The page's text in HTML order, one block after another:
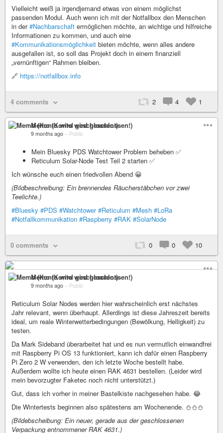
Vielleicht weiß ja irgendjemand etwas von einem möglichst
passenden Modul. Auch wenn ich mit der Notfallbox den Menschen
in der#Nachbarschaft ermöglichen möchte, an wichtige und hilfreiche
Informationen zu kommen, und auch eine
#Kommunikationsmöglichkeit bieten möchte, wenn alles andere
ausgefallen ist, so soll das Projekt doch in einem finanziell
„vernünftigen“ Rahmen bleiben.
🔗 https://notfallbox.info
4 comments 2 4 1
Memo (Konto wird geschlossen!)
9 months ago – Public
Mein Bluesky PDS Watchtower Problem beheben ✅
Reticulum Solar-Node Test Teil 2 starten ✅
Ich wünsche euch einen friedvollen Abend 😀
(Bildbeschreibung: Ein brennendes Räucherstäbchen vor zwei
Teelichte.)
#Bluesky #PDS #Watchtower #Reticulum #Mesh #LoRa
#Notfallkommunikation #Raspberry #RAK #SolarNode
0 comments 0 0 10
Memo (Konto wird geschlossen!)
9 months ago – Public
Reticulum Solar Nodes werden hier wahrscheinlich erst nächstes
Jahr relevant, wenn überhaupt. Allerdings ist diese Jahreszeit bereits
ideal, um reale Winterwetterbedingungen (Bewölkung, Helligkeit) zu
testen.
Da Mark Sideband überarbeitet hat und es nun vermutlich einwandfrei
mit Raspberry Pi OS 13 funktioniert, kann ich dafür einen Raspberry
Pi Zero 2 W verwenden, den ich letzte Woche bestellt habe.
Außerdem wollte ich heute einen RAK 4631 bestellen. (Leider wird
mein bevorzugter Faketec noch nicht unterstützt.)
Gut, dass ich vorher in meiner Bastelkiste nachgesehen habe. 😂
Die Wintertests beginnen also spätestens am Wochenende. ⛄⛄⛄
(Bildebscheibung: Ein neuer, gerade aus der geschlossenen
Verpackung entnommener RAK 4631.)